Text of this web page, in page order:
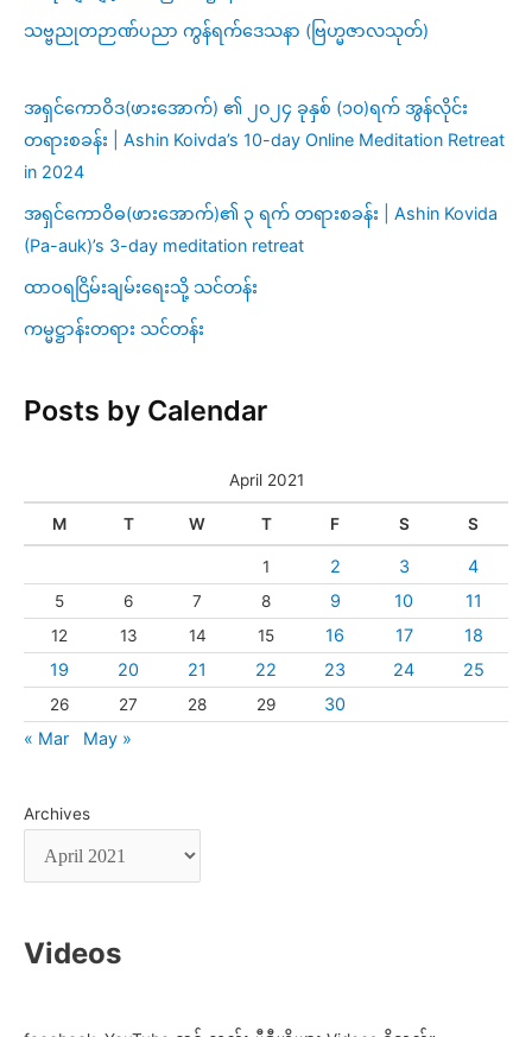
သဗ္ဗညုတဉာဏ်ပညာ ကွန်ရက်ဒေသနာ (ဗြဟ္မဇာလသုတ်)
အရှင်ကောဝိဒ(ဖားအောက်) ၏ ၂၀၂၄ ခုနှစ် (၁၀)ရက် အွန်လိုင်း
တရားစခန်း | Ashin Koivda’s 10-day Online Meditation Retreat
in 2024
အရှင်ကောဝိဓ(ဖားအောက်)၏ ၃ ရက် တရားစခန်း | Ashin Kovida
(Pa-auk)’s 3-day meditation retreat
ထာဝရငြိမ်းချမ်းရေးသို့ သင်တန်း
ကမ္မဋ္ဌာန်းတရား သင်တန်း
Posts by Calendar
April 2021
M T W T F S S
1 2 3 4
5 6 7 8 9 10 11
12 13 14 15 16 17
18
19
20 21 22 23 24 25
26 27 28 29
30
« Mar
May »
Archives
Videos